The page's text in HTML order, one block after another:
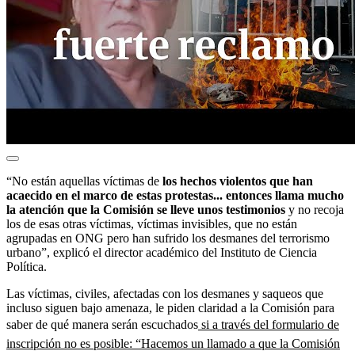
“No están aquellas víctimas de los hechos violentos que han
acaecido en el marco de estas protestas... entonces llama mucho
la atención que la Comisión se lleve unos testimonios y no recoja
los de esas otras víctimas, víctimas invisibles, que no están
agrupadas en ONG pero han sufrido los desmanes del terrorismo
urbano”, explicó el director académico del Instituto de Ciencia
Política.
Las víctimas, civiles, afectadas con los desmanes y saqueos que
incluso siguen bajo amenaza, le piden claridad a la Comisión para
saber de qué manera serán escuchados si a través del formulario de
inscripción no es posible: “Hacemos un llamado a que la Comisión